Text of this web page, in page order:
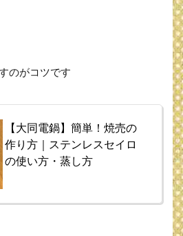
のがコツです
【大同電鍋】簡単！焼売の
作り方｜ステンレスセイロ
の使い方・蒸し方